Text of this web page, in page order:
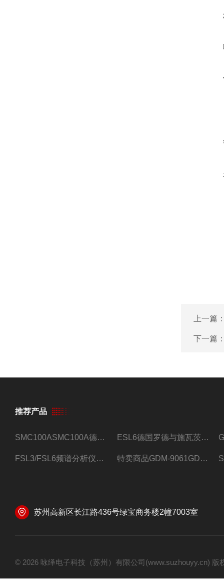
上一篇
下一篇
推荐产品
SMC100ASMC100A德国罗德与施瓦茨射频信号源 ESL6德国罗德与施瓦茨预认证EMI接收机
FSL3/FSL6频谱分析仪FSL3/FSL6罗德与施瓦茨 特卖商品GDM-9061GDM-9061台式万用表
苏州高新区长江路436号绿宝商务楼2幢7003室
© 2026 咏绎电子科技（苏州）有限公司(www.suzhouyy.cn)